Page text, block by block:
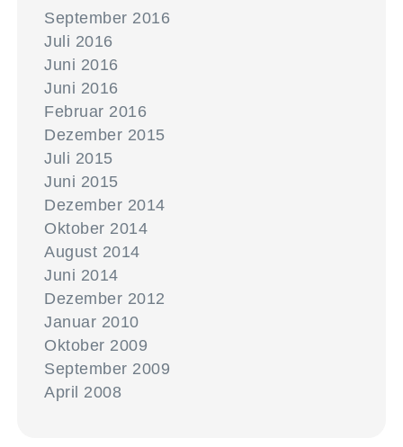
September 2016
Juli 2016
Juni 2016
Juni 2016
Februar 2016
Dezember 2015
Juli 2015
Juni 2015
Dezember 2014
Oktober 2014
August 2014
Juni 2014
Dezember 2012
Januar 2010
Oktober 2009
September 2009
April 2008